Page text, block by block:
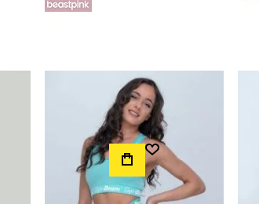
Додати до Списку Бажань